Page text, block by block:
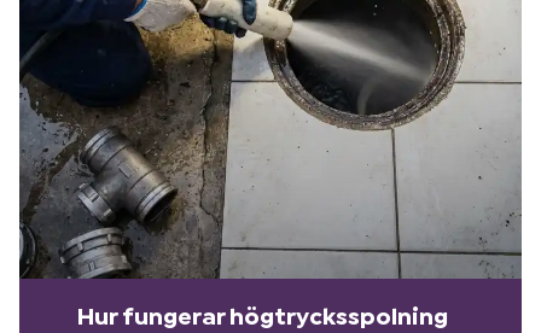
Hur fungerar högtrycksspolning